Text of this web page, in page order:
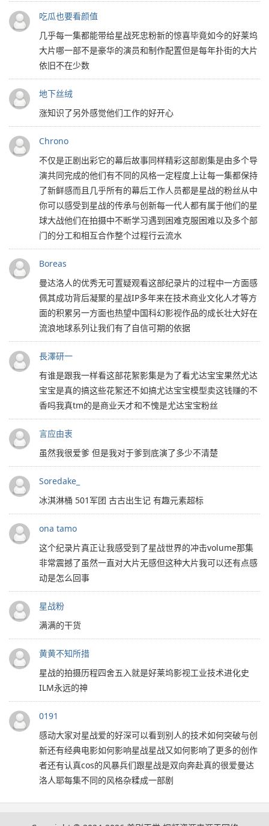
吃瓜也要看颜值
几乎每一集都能带给星战死忠粉新的惊喜毕竟如今的好莱坞
大片哪一部不是豪华的演员和制作配置但是每年扑街的大片
依旧不在少数
地下丝绒
涨知识了另外感觉他们工作的好开心
Chrono
不仅是正剧出彩它的幕后故事同样精彩这部剧集是由多个导
演共同完成的他们有不同的风格一定程度上让每一集都保持
了新鲜感而且几乎所有的幕后工作人员都是星战的粉丝从中
你可以感受到星战的传承与创新每一代人都有属于他们的星
球大战他们在拍摄中不断学习遇到困难克服困难以及多个部
门的分工和相互合作整个过程行云流水
Boreas
曼达洛人的优秀无可置疑观看这部纪录片的过程中一方面感
佩其成功背后凝聚的星战IP多年来在技术商业文化人才等方
面的积累另一方面也热望中国科幻影视作品的成长壮大好在
流浪地球系列让我们有了自信可期的依据
長澤研一
有谁是跟我一样看这部花絮影集是为了看尤达宝宝果然尤达
宝宝是真的搞这些花絮还不如搞尤达宝宝模型卖这钱赚的不
香吗我真tm的是商业天才和不愧是尤达宝宝粉丝
言应由衷
虽然我很爱爹 但是我对于爹到底演了多少不清楚
Soredake_
冰淇淋桶 501军团 古古出生记 有趣元素超标
ona tamo
这个纪录片真正让我感受到了星战世界的冲击volume那集
非常震撼了虽然一直对大片无感但这种大片我可以还有点感
动是怎么回事
星战粉
满满的干货
黄黄不知所措
星战的拍摄历程四舍五入就是好莱坞影视工业技术进化史
ILM永远的神
0191
感动大家对星战爱的好深可以看到别人的技术如何突破与创
新还有经典电影如何影响星战星战又如何影响了更多的创作
者还有认真cos的风暴兵们跟星战是双向奔赴真的很爱曼达
洛人耶每集不同的风格杂糅成一部剧